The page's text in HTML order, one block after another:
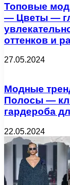
Топовые
— Цветы —
оттенков и
27.05.2024
Модные
Полосы —
гардероба
22.05.2024